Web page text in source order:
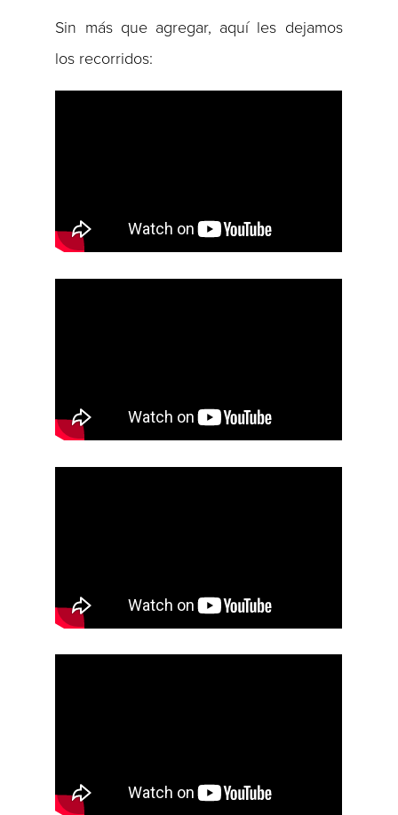
Sin más que agregar, aquí les dejamos
los recorridos: